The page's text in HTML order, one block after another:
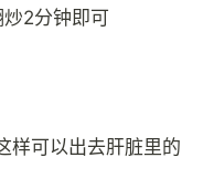
2分钟即可
样可以出去肝脏里的